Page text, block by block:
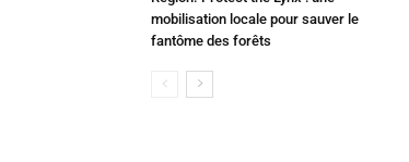
mobilisation locale pour sauver le
fantôme des forêts